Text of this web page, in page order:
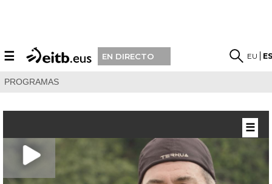
☰ EN DIRECTO EU
PROGRAMAS
☰